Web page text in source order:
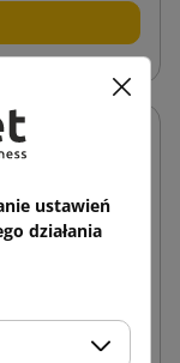
ustawień
działania